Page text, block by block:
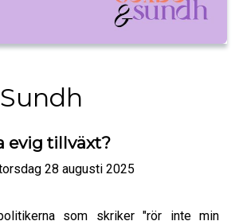
evig tillväxt?
28 augusti 2025
som skriker "rör inte min